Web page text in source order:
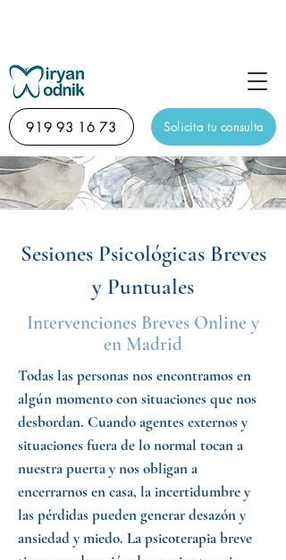
Solicita tu consulta
919 93 16 73
Sesiones Psicológicas Breves
y Puntuales
Intervenciones Breves Online y
en Madrid
Todas las personas nos encontramos en
algún momento con situaciones que nos
desbordan. Cuando agentes externos y
situaciones fuera de lo normal tocan a
nuestra puerta y nos obligan a
encerrarnos en casa, la incertidumbre y
las pérdidas pueden generar desazón y
ansiedad y miedo. La psicoterapia breve